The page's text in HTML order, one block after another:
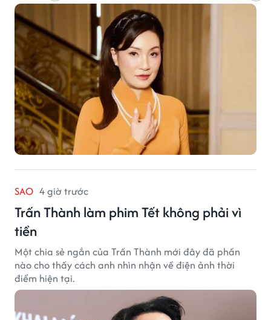
SAO 4 giờ trước
Trấn Thành làm phim Tết không phải vì
tiền
Một chia sẻ ngắn của Trấn Thành mới đây đã phần
nào cho thấy cách anh nhìn nhận về điện ảnh thời
điểm hiện tại.